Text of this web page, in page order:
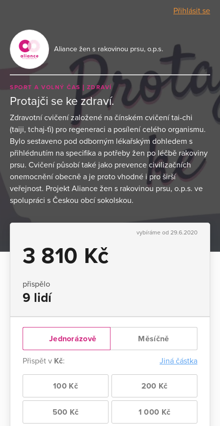
Přihlásit se
Aliance žen s rakovinou prsu, o.p.s.
SPORT A VOLNÝ ČAS ZDRAVÍ
Protajči se ke zdraví.
Zdravotní cvičení založené na čínském cvičení tai-chi
(taiji, tchaj-ťi) pro regeneraci a posílení celého organismu.
Bylo sestaveno pod odborným lékařským dohledem s
přihlédnutím na specifika a potřeby žen po léčbě rakoviny
prsu. Cvičení působí také jako prevence civilizačních
onemocnění obecně a je proto vhodné i pro širší
veřejnost. Projekt Aliance žen s rakovinou prsu, o.p.s. ve
spolupráci s Českou obcí sokolskou.
vybíráme od 29.6.2020
3 810 Kč
přispělo
9 lidí
Jednorázově Měsíčně
Přispět v Kč: Jiná částka
100 Kč 200 Kč
500 Kč 1 000 Kč